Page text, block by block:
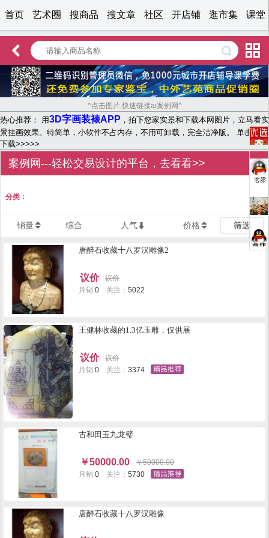
首页 艺术圈 搜商品 搜文章 社区 开店铺 逛市集 课堂
^点击图片,快速链接ai案例网^
热心推荐： 用3D字画装裱APP ，拍下您家实景和下载本网图片，立马看实
景挂画效果。特简单，小软件不占内存，不用可卸载，完全洁净版。 单击文字
下载>>>>>
案例网---轻松交易设计的平台，去看看>>
分类：
销量 综合 人气 价格 筛选
唐醉石收藏十八罗汉雕像2
议价
议价
月销:0 关注：5022
王健林收藏的1.3亿玉雕，仅供展
议价
议价
月销:0 关注：3374
古和田玉九龙璧
￥50000.00 ￥50000.00
月销:0 关注：5730
唐醉石收藏十八罗汉雕像